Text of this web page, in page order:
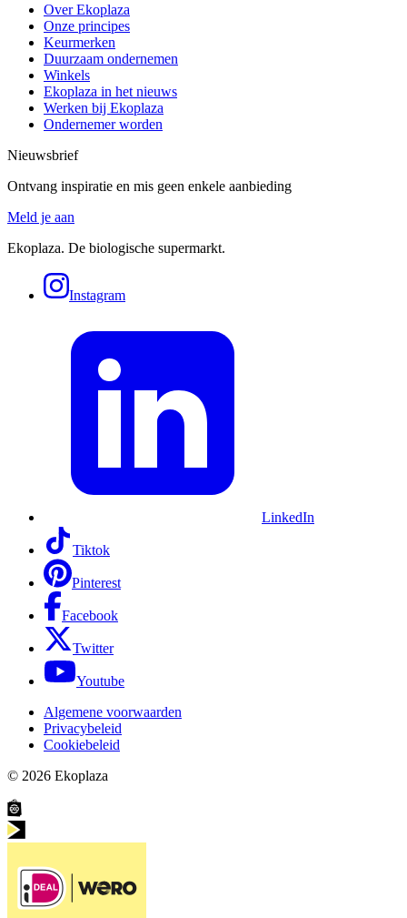
Over Ekoplaza
Onze principes
Keurmerken
Duurzaam ondernemen
Winkels
Ekoplaza in het nieuws
Werken bij Ekoplaza
Ondernemer worden
Nieuwsbrief
Ontvang inspiratie en mis geen enkele aanbieding
Meld je aan
Ekoplaza. De biologische supermarkt.
Instagram
LinkedIn
Tiktok
Pinterest
Facebook
Twitter
Youtube
Algemene voorwaarden
Privacybeleid
Cookiebeleid
© 2026 Ekoplaza